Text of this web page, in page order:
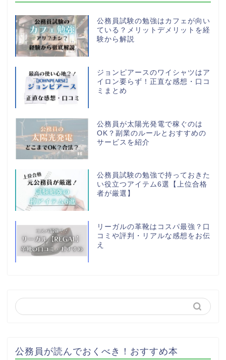
公務員試験の勉強はカフェが向い
ている？メリットデメリットを経
験から解説
ジョンピアースのワイシャツはア
イロン要らず！正直な感想・口コ
ミまとめ
公務員が太陽光発電で稼ぐのは
OK？副業のルールとおすすめの
サービスを紹介
公務員試験の勉強で持っておきた
い役立つアイテム6選【上位合格
者が厳選】
リーガルの革靴はコスパ最強？口
コミや評判・リアルな感想をお伝
え
公務員が読んでおくべき！おすすめ本